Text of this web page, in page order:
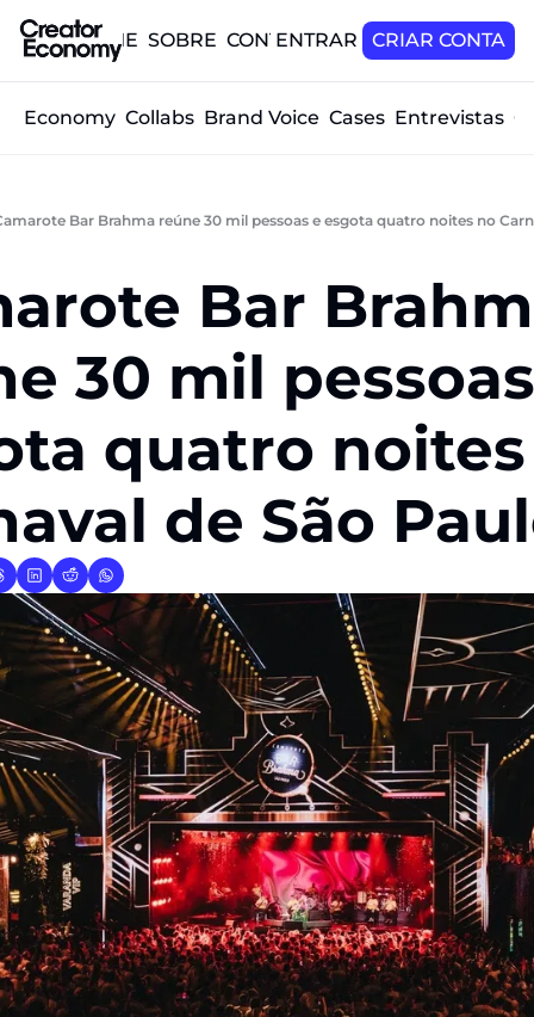
HOME SOBRE CONTATOENTRAR CRIAR CONTA
Economy Collabs Brand Voice Cases Entrevistas
Bar Brahma reúne 30 mil pessoas e esgota quatro noites no
Bar
30 mil
quatro
de São